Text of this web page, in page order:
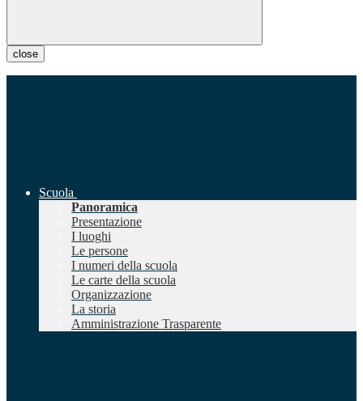
close
Scuola
Panoramica
Presentazione
I luoghi
Le persone
I numeri della scuola
Le carte della scuola
Organizzazione
La storia
Amministrazione Trasparente